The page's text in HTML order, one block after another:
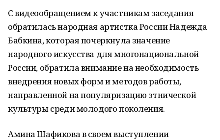
С видеообращением к участникам заседания
обратилась народная артистка России Надежда
Бабкина, которая почеркнула значение
народного искусства для многонациональной
России, обратила внимание на необходимость
внедрения новых форм и методов работы,
направленной на популяризацию этнической
культуры среди молодого поколения.
Амина Шафикова в своем выступлении